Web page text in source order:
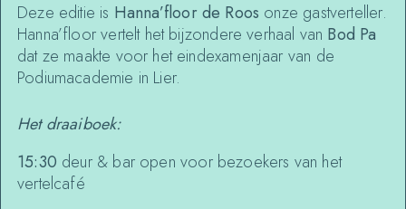
Deze editie is Hanna’floor de Roos onze gastverteller.
Hanna’floor vertelt het bijzondere verhaal van Bod Pa
dat ze maakte voor het eindexamenjaar van de
Podiumacademie in Lier.
Het draaiboek:
15:30 deur & bar open voor bezoekers van het
vertelcafé